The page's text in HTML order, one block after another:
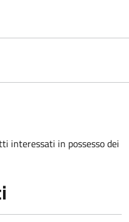
interessati in possesso dei